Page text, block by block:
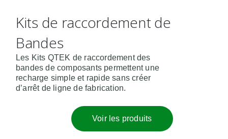
Kits de raccordement de
Bandes
Les Kits QTEK de raccordement des
bandes de composants permettent une
recharge simple et rapide sans créer
d’arrêt de ligne de fabrication.
Voir les produits